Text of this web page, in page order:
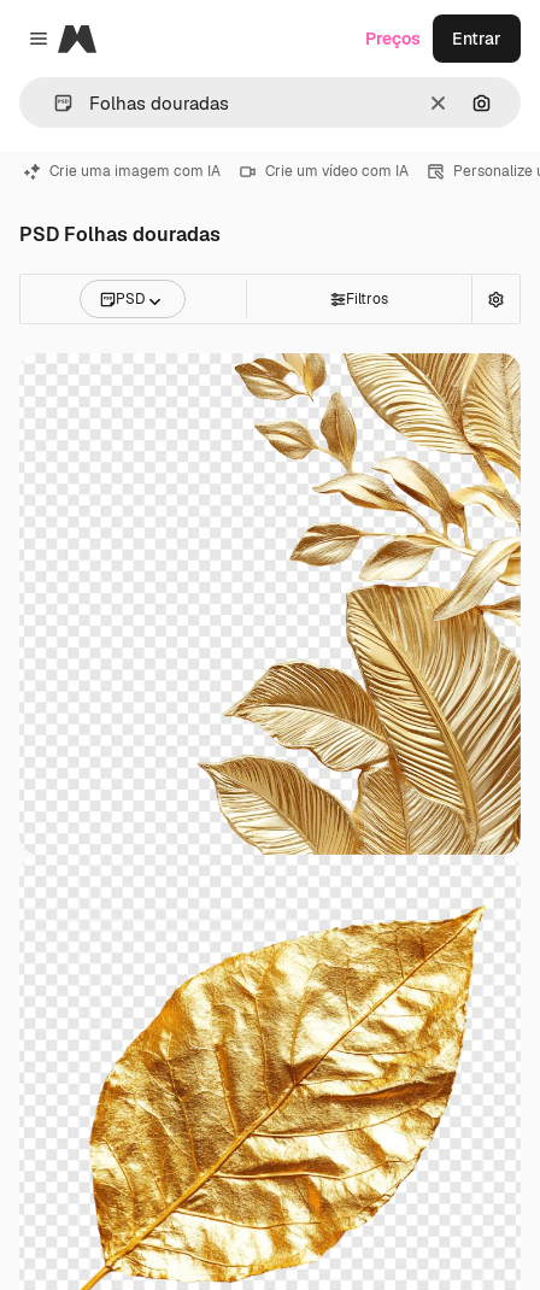
Close menu
Magnific
Limpar
Preços Entrar
Crie uma imagem com IA Crie um vídeo com IA Personalize
PSD Folhas douradas
PSD Filtros